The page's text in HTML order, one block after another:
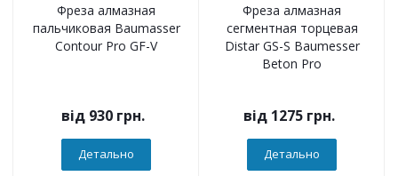
Фреза алмазная
пальчиковая Baumasser
Contour Pro GF-V
від 930 грн.
Детально
Фреза алмазная
сегментная торцевая
Distar GS-S Baumesser
Beton Pro
від 1275 грн.
Детально